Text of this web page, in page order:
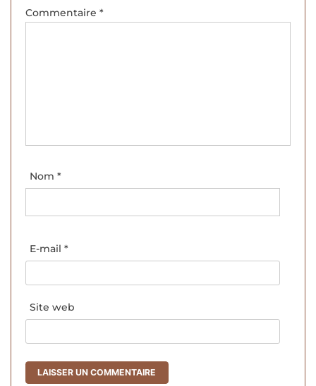
Commentaire *
Nom *
E-mail *
Site web